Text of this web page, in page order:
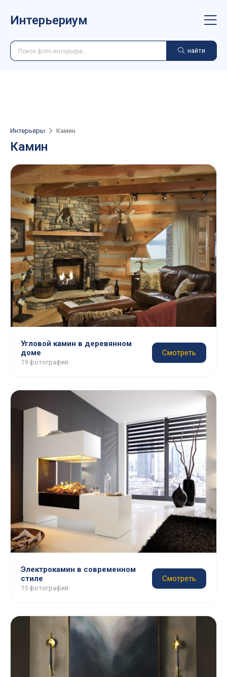
Интерьериум
найти
Интерьеры Камин
Камин
Угловой камин в деревянном
доме
19 фотографий
Смотреть
Электрокамин в современном
стиле
15 фотографий
Смотреть